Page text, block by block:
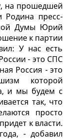
на прошедшей
Родина пресс-
Думы Юрий
к партии
У нас есть
- это СПС
Россия - это
которой
и мы будем с
так, что
просто
к власти.
- добавил